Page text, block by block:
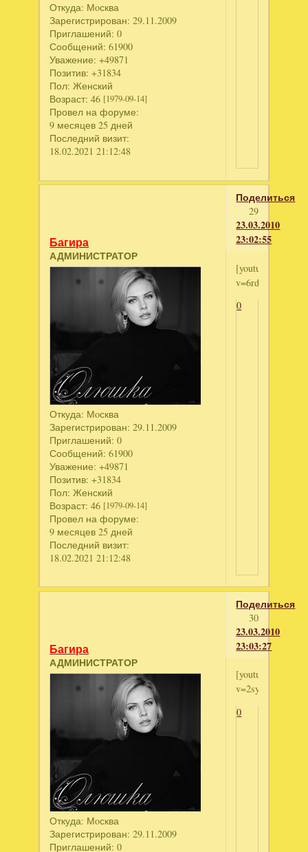
Откуда: Мoсква
Зарегистрирован: 29.11.2009
Приглашений: 0
Сообщений: 61900
Уважение: +49871
Позитив: +31834
Пол: Женский
Возраст: 46 [1979-09-14]
Провел на форуме:
9 месяцев 25 дней
Последний визит:
18.02.2021 21:12:48
Поделиться
29
23.03.2010
23:02:55
Багира
АДМИНИСТРАТОР
Откуда: Мoсква
Зарегистрирован: 29.11.2009
Приглашений: 0
Сообщений: 61900
Уважение: +49871
Позитив: +31834
Пол: Женский
Возраст: 46 [1979-09-14]
Провел на форуме:
9 месяцев 25 дней
Последний визит:
18.02.2021 21:12:48
[youtube]http://
0
Поделиться
30
23.03.2010
23:03:27
Багира
АДМИНИСТРАТОР
Откуда: Мoсква
Зарегистрирован: 29.11.2009
Приглашений: 0
[youtube]http://
0